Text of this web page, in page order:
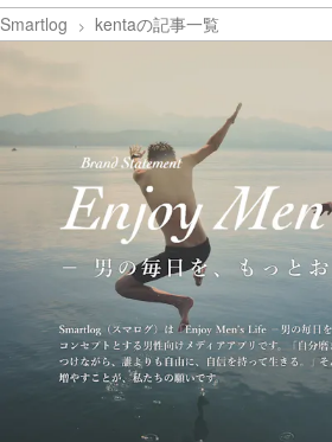
Smartlog kentaの記事一覧